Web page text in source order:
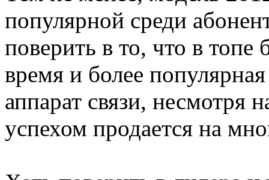
популярной среди
поверить в то, что в топе
время и более
аппарат связи, несмотря
успехом продается на